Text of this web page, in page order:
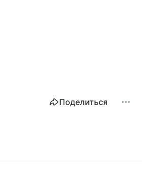
Поделиться